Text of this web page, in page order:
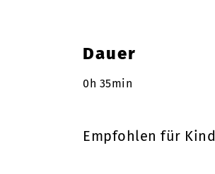
Dauer
0h 35min
Empfohlen für